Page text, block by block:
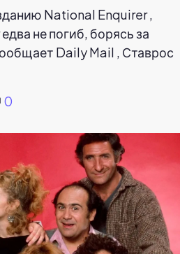
National Enquirer ,
не погиб, борясь за
Daily Mail , Ставрос
0